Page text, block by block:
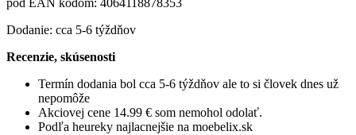
Dodanie: cca 5-6 týždňov
Recenzie, skúsenosti
Termín dodania bol cca 5-6 týždňov ale to si človek dnes už
nepomôže
Akciovej cene 14.99 € som nemohol odolať.
Podľa heureky najlacnejšie na moebelix.sk